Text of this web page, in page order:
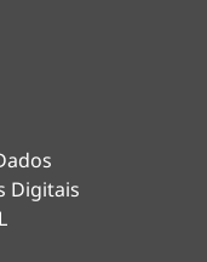
Digitais